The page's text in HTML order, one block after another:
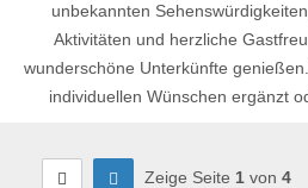
unbekannten
Aktivitäten und herzliche
wunderschöne Unterkünfte
individuellen Wünschen ergänzt
Zeige Seite 1 von 4